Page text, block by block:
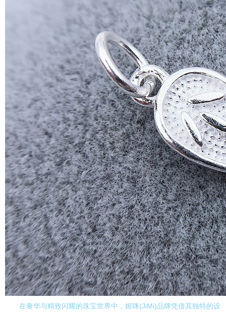
在奢华与精致闪耀的珠宝世界中，姬咪(JiMi)品牌凭借其独特的设